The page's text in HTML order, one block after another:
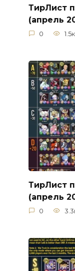
ТирЛист
(апрель
0 1.5к.
ТирЛист
(апрель
0